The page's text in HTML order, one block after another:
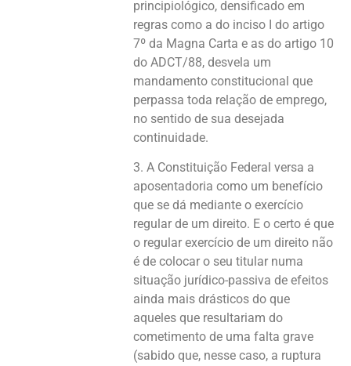
principiológico, densificado em
regras como a do inciso I do artigo
7º da Magna Carta e as do artigo 10
do ADCT/88, desvela um
mandamento constitucional que
perpassa toda relação de emprego,
no sentido de sua desejada
continuidade.
3. A Constituição Federal versa a
aposentadoria como um benefício
que se dá mediante o exercício
regular de um direito. E o certo é que
o regular exercício de um direito não
é de colocar o seu titular numa
situação jurídico-passiva de efeitos
ainda mais drásticos do que
aqueles que resultariam do
cometimento de uma falta grave
(sabido que, nesse caso, a ruptura